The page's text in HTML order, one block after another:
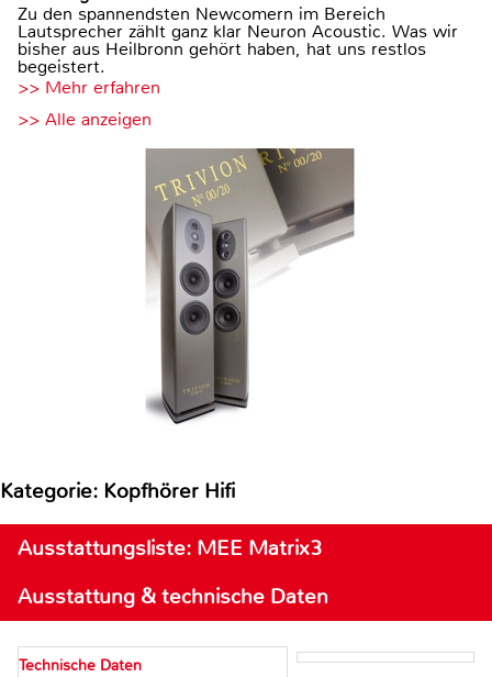
Zu den spannendsten Newcomern im Bereich
Lautsprecher zählt ganz klar Neuron Acoustic. Was wir
bisher aus Heilbronn gehört haben, hat uns restlos
begeistert.
>> Mehr erfahren
>> Alle anzeigen
Kategorie: Kopfhörer Hifi
Ausstattungsliste: MEE Matrix3
Ausstattung & technische Daten
Technische Daten